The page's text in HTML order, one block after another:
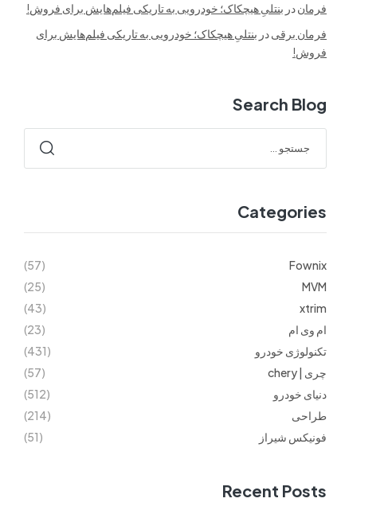
فرماندر بنتلیِ هیچکاک؛ خودرویی به تاریکی فیلم‌هایش برای فروش!
فرمان برقیدر بنتلیِ هیچکاک؛ خودرویی به تاریکی فیلم‌هایش برای
فروش!
Search Blog
Categories
Fownix
(57)
MVM
(25)
xtrim
(43)
ام وی ام
(23)
تکنولوژی خودرو
(431)
چری | chery
(57)
دنیای خودرو
(512)
طراحی
(214)
فونیکس شیراز
(51)
Recent Posts